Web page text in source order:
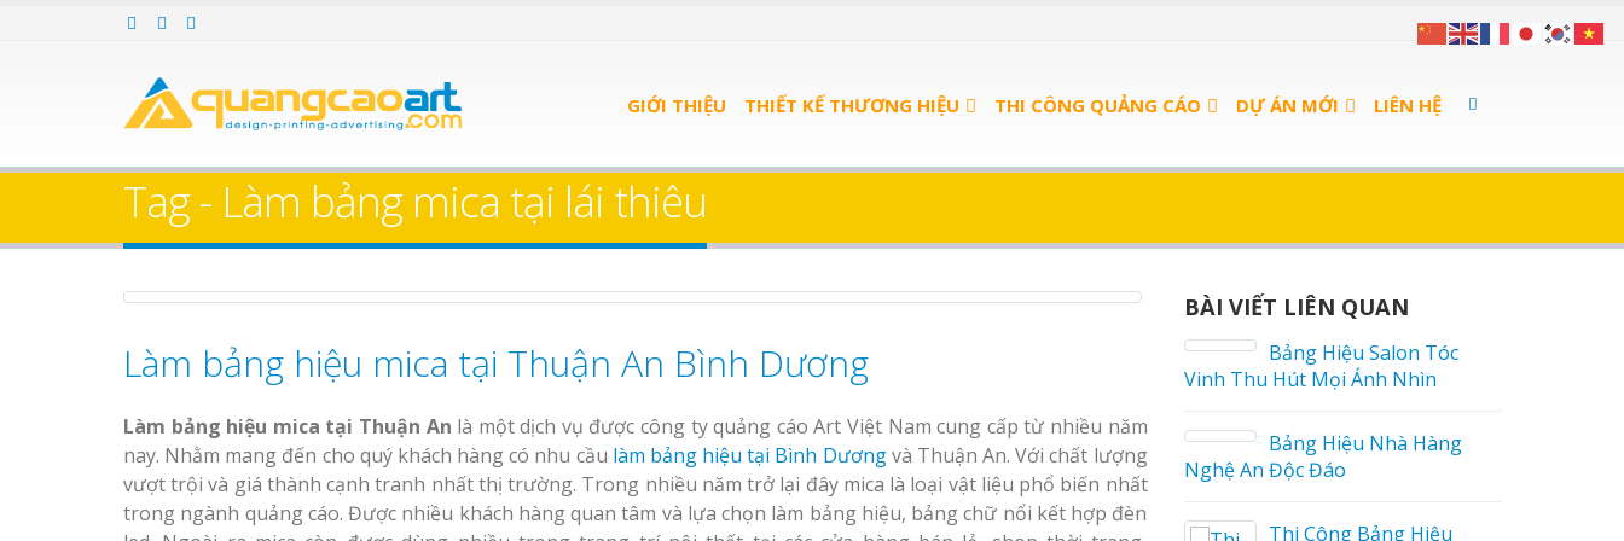
GIỚI THIỆU THIẾT KẾ THƯƠNG HIỆU THI CÔNG QUẢNG CÁO DỰ ÁN MỚI LIÊN HỆ
Tag - Làm bảng mica tại lái thiêu
Làm bảng hiệu mica tại Thuận An Bình Dương
Làm bảng hiệu mica tại Thuận An là một dịch vụ được công ty quảng cáo Art Việt Nam cung cấp từ nhiều năm
nay. Nhằm mang đến cho quý khách hàng có nhu cầu làm bảng hiệu tại Bình Dươngvà Thuận An. Với chất lượng
vượt trội và giá thành cạnh tranh nhất thị trường. Trong nhiều năm trở lại đây mica là loại vật liệu phổ biến nhất
trong ngành quảng cáo. Được nhiều khách hàng quan tâm và lựa chọn làm bảng hiệu, bảng chữ nổi kết hợp đèn
BÀI VIẾT LIÊN QUAN
Bảng Hiệu Salon Tóc
Vinh Thu Hút Mọi Ánh Nhìn
Bảng Hiệu Nhà Hàng
Nghệ An Độc Đáo
Thi Công Bảng Hiệu
Làm bảng hiệu gỗ tại
Nha Trang
Phê Bình Dương Trọn Gói
Làm bảng hiệu trà sữa
Bình Dương
Làm biển hiệu spa Thuận
Bảng Hiệu Salon Tóc
Vinh Thu Hút Mọi Ánh Nhìn
Bảng Hiệu Nhà Hàng
Nghệ An Độc Đáo
Thi Công Bảng Hiệu
Làm bảng hiệu gỗ tại
Nha Trang
Bảng gỗ treo cửa
Làm Biển Hiệu Quán
Cà Phê Bình Dương Trọn Gói
Làm bảng hiệu trà
sữa Bình Dương
Thuận An Bình
Thi công biển quảng
cáo Thuận An Bình
Dương
Vinh Thu Hút Mọi Ánh Nhìn
Bảng Hiệu Nhà Hàng
Nghệ An Độc Đáo
Trọn Gói Nghệ An
Sửa chữa biển quảng